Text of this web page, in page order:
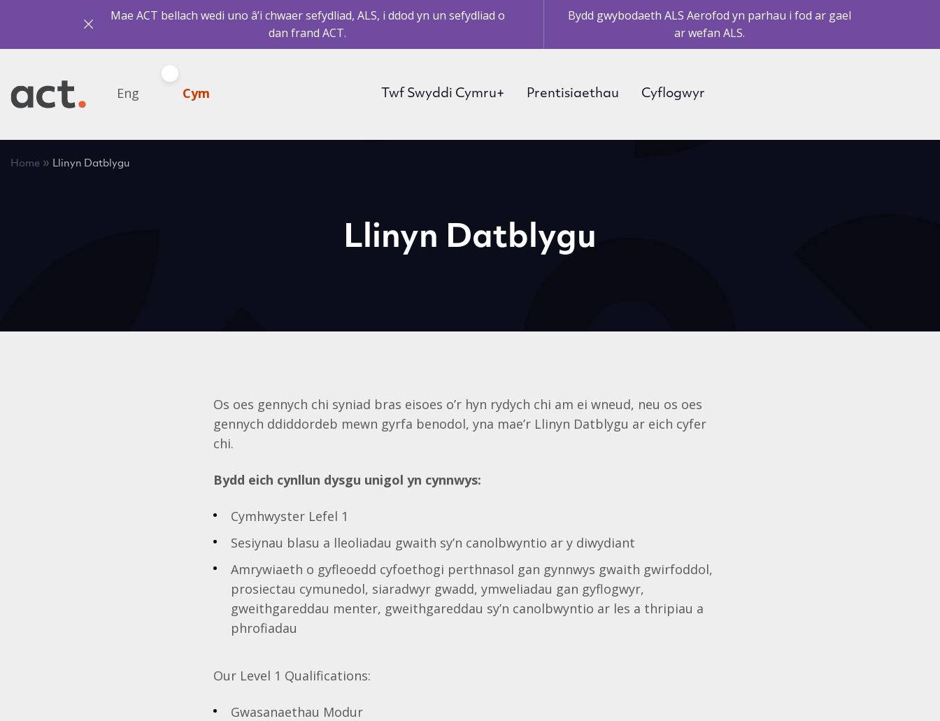
Mae ACT bellach wedi uno â’i chwaer sefydliad, ALS, i ddod yn un sefydliad o
dan frand ACT.
Bydd gwybodaeth ALS Aerofod yn parhau i fod ar gael
ar wefan ALS.
Eng Cym Twf Swyddi Cymru+ Prentisiaethau Cyflogwyr
Home » Llinyn Datblygu
Llinyn Datblygu
Os oes gennych chi syniad bras eisoes o’r hyn rydych chi am ei wneud, neu os oes
gennych ddiddordeb mewn gyrfa benodol, yna mae’r Llinyn Datblygu ar eich cyfer
chi.
Bydd eich cynllun dysgu unigol yn cynnwys:
Cymhwyster Lefel 1
Sesiynau blasu a lleoliadau gwaith sy’n canolbwyntio ar y diwydiant
Amrywiaeth o gyfleoedd cyfoethogi perthnasol gan gynnwys gwaith gwirfoddol,
prosiectau cymunedol, siaradwyr gwadd, ymweliadau gan gyflogwyr,
gweithgareddau menter, gweithgareddau sy’n canolbwyntio ar les a thripiau a
phrofiadau
Our Level 1 Qualifications:
Gwasanaethau Modur